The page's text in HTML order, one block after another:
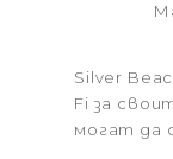
Silver
Fi за
могат да